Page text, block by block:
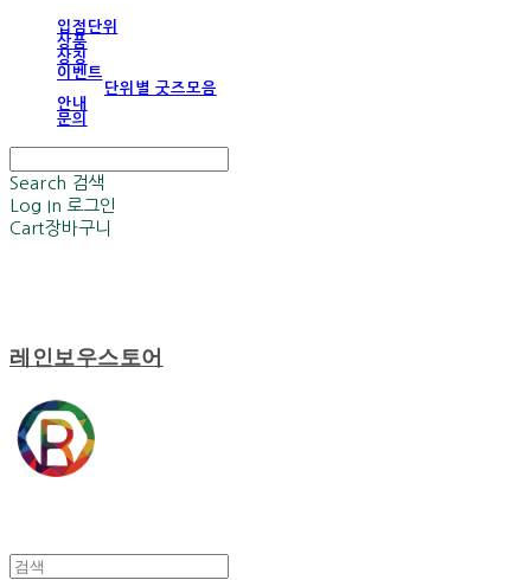
입점단위
상품
상징
이벤트
단위별 굿즈모음
안내
문의
Search 검색
Log In 로그인
Cart장바구니
레인보우스토어